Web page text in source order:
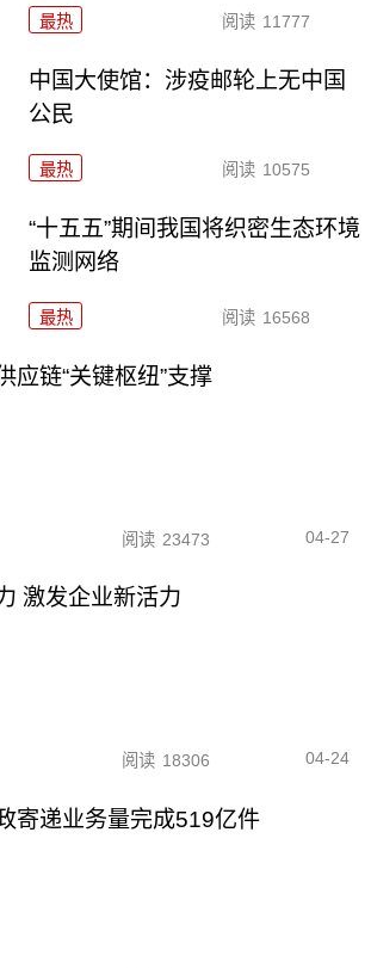
最热 阅读 11777
中国大使馆：涉疫邮轮上无中国
公民
最热 阅读 10575
“十五五”期间我国将织密生态环境
监测网络
最热 阅读 16568
应链“关键枢纽”支撑
阅读 23473 04-27
激发企业新活力
阅读 18306 04-24
寄递业务量完成519亿件